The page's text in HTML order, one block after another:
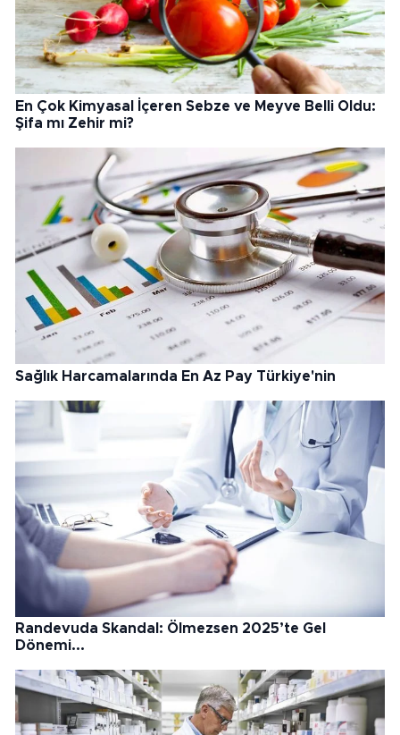
En Çok Kimyasal İçeren Sebze ve Meyve Belli Oldu:
Şifa mı Zehir mi?
Sağlık Harcamalarında En Az Pay Türkiye'nin
Randevuda Skandal: Ölmezsen 2025’te Gel
Dönemi...